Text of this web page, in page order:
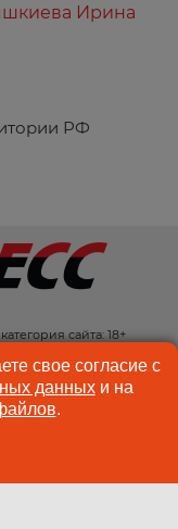
Ирина
РФ
сайта: 18+
РЕКЛАМА
свое согласие с
данныхи на
.